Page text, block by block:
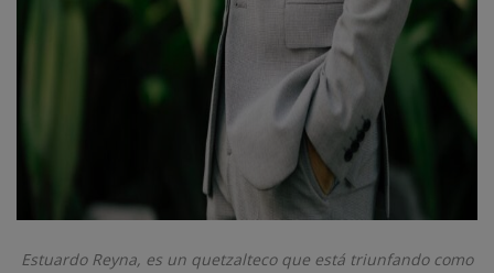
Estuardo Reyna, es un quetzalteco que está triunfando como